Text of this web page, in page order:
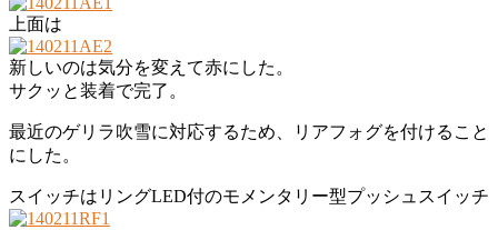
上面は
新しいのは気分を変えて赤にした。
サクッと装着で完了。
最近のゲリラ吹雪に対応するため、リアフォグを付けること
にした。
スイッチはリングLED付のモメンタリー型プッシュスイッチ